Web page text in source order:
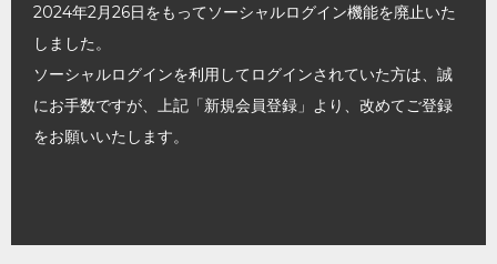
2024年2月26日をもってソーシャルログイン機能を廃止いた
しました。
ソーシャルログインを利用してログインされていた方は、誠
にお手数ですが、上記「新規会員登録」より、改めてご登録
をお願いいたします。